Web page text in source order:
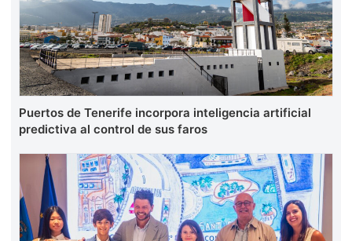
Puertos de Tenerife incorpora inteligencia artificial
predictiva al control de sus faros